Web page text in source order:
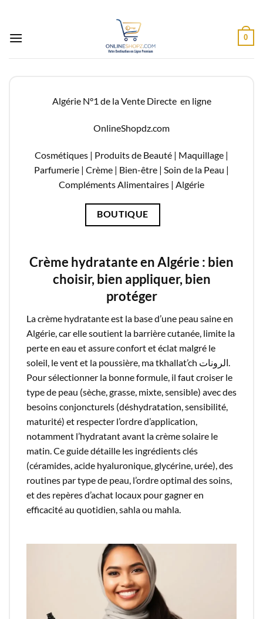
contenu
0
Algérie N°1 de la Vente Directe en ligne
OnlineShopdz.com
Cosmétiques | Produits de Beauté | Maquillage |
Parfumerie | Crème | Bien-être | Soin de la Peau |
Compléments Alimentaires | Algérie
BOUTIQUE
Crème hydratante en Algérie : bien
choisir, bien appliquer, bien
protéger
La crème hydratante est la base d’une peau saine en
Algérie, car elle soutient la barrière cutanée, limite la
perte en eau et assure confort et éclat malgré le
soleil, le vent et la poussière, ma tkhallat’ch الرونات.
Pour sélectionner la bonne formule, il faut croiser le
type de peau (sèche, grasse, mixte, sensible) avec des
besoins conjoncturels (déshydratation, sensibilité,
maturité) et respecter l’ordre d’application,
notamment l’hydratant avant la crème solaire le
matin. Ce guide détaille les ingrédients clés
(céramides, acide hyaluronique, glycérine, urée), des
routines par type de peau, l’ordre optimal des soins,
et des repères d’achat locaux pour gagner en
efficacité au quotidien, sahla ou mahla.​